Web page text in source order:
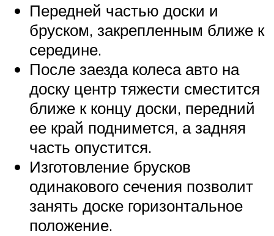
Передней частью доски и
бруском, закрепленным ближе к
середине.
После заезда колеса авто на
доску центр тяжести сместится
ближе к концу доски, передний
ее край поднимется, а задняя
часть опустится.
Изготовление брусков
одинакового сечения позволит
занять доске горизонтальное
положение.